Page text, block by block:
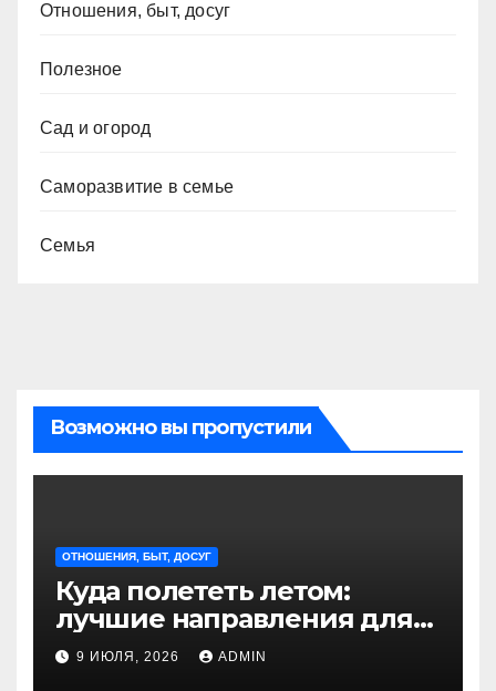
Отношения, быт, досуг
Полезное
Сад и огород
Саморазвитие в семье
Семья
Возможно вы пропустили
ОТНОШЕНИЯ, БЫТ, ДОСУГ
Куда полететь летом:
лучшие направления для
отдыха из Санкт-
Петербурга
9 ИЮЛЯ, 2026 ADMIN